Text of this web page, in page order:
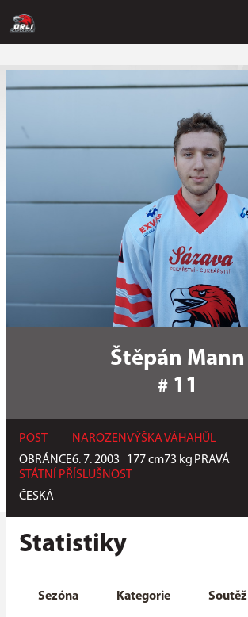
Štěpán Mann
# 11
POST
OBRÁNCE
NAROZEN
6. 7. 2003
VÝŠKA
177cm
VÁHA
73 kg
HŮL
PRAVÁ
STÁTNÍ PŘÍSLUŠNOST
ČESKÁ
Statistiky
Sezóna Kategorie Soutěž